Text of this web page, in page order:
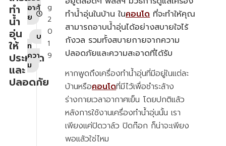
ทำ
น้ำ
อุ่น
ให้
ประหยัด
และ
ปลอดภัย
อาศั
ย
,
บ
ท
ควา
ม
g
2
0
1
9
ทำน้ำอุ่นในบ้าน ในคอนโด ที่จะทำให้คุณ
สามารถอาบน้ำอุ่นได้อย่างสบายใจไร้
กังวล รวมทั้งสบายกายจากความ
ปลอดภัยและความสะอาดที่ได้รับ
หากพูดถึงเครื่องทำน้ำอุ่นที่มีอยู่ในแต่ละ
บ้านหรือคอนโดที่มีไว้เพื่อชำระล้าง
ร่างกายเวลาอากาศเย็น โดยปกติแล้ว
หลังการใช้งานเครื่องทำน้ำอุ่นนั้น เรา
เพียงแค่ปิดวาล์ว ปิดก๊อก ก็น่าจะเพียง
พอแล้วใช่ไหม